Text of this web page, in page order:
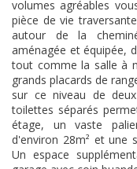
volumes agréables
pièce de vie
autour de la
aménagée et équipée,
tout comme la salle à
grands placards de
sur ce niveau de
toilettes séparés
étage, un vaste
d'environ 28m² et une
Un espace